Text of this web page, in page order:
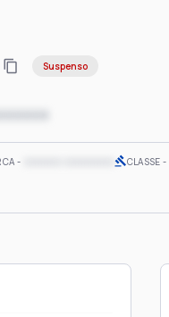
Suspenso
CLASSE